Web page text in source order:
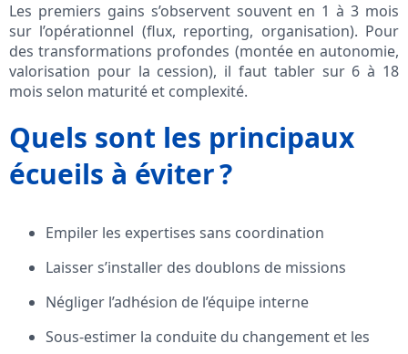
Les premiers gains s’observent souvent en 1 à 3 mois
sur l’opérationnel (flux, reporting, organisation). Pour
des transformations profondes (montée en autonomie,
valorisation pour la cession), il faut tabler sur 6 à 18
mois selon maturité et complexité.
Quels sont les principaux
écueils à éviter ?
Empiler les expertises sans coordination
Laisser s’installer des doublons de missions
Négliger l’adhésion de l’équipe interne
Sous-estimer la conduite du changement et les